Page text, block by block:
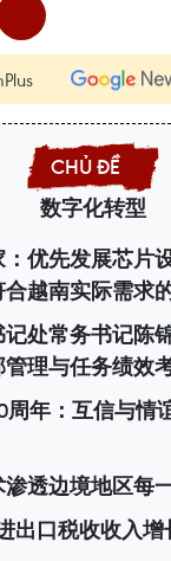
数字化转型
优先发展芯片
越南实际需求
记处常务书记陈
理与任务绩效
周年：互信与情
透边境地区每
出口税收收入增